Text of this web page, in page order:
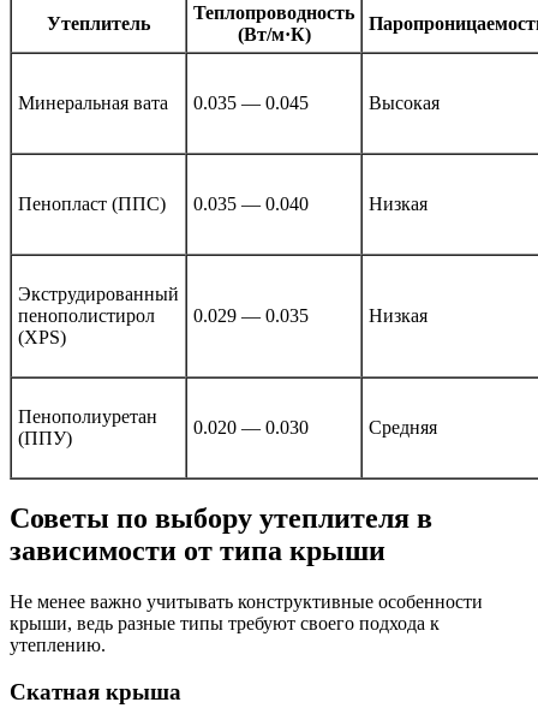
Утеплитель
Теплопроводность
(Вт/м·К)
Минеральная вата 0.035 — 0.045 Высокая
Пенопласт (ППС) 0.035 — 0.040 Низкая
Экструдированный
пенополистирол
(XPS)
0.029 — 0.035 Низкая
Пенополиуретан
(ППУ)
0.020 — 0.030 Средняя
Советы по выбору утеплителя в
зависимости от типа крыши
Не менее важно учитывать конструктивные особенности
крыши, ведь разные типы требуют своего подхода к
утеплению.
Скатная крыша